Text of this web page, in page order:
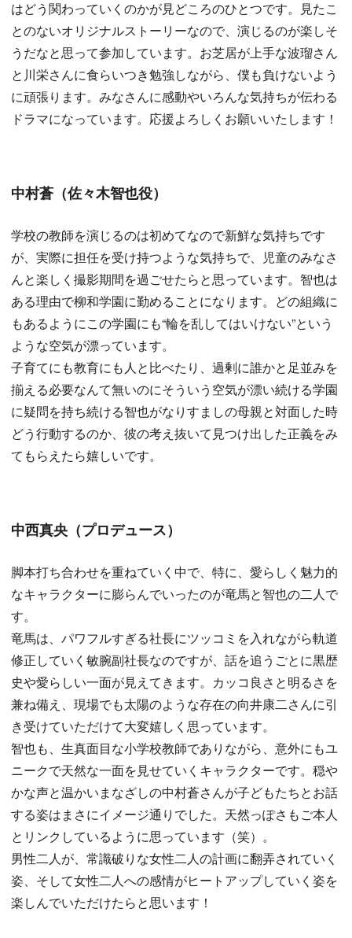
はどう関わっていくのかが見どころのひとつです。見たこ
とのないオリジナルストーリーなので、演じるのが楽しそ
うだなと思って参加しています。お芝居が上手な波瑠さん
と川栄さんに食らいつき勉強しながら、僕も負けないよう
に頑張ります。みなさんに感動やいろんな気持ちが伝わる
ドラマになっています。応援よろしくお願いいたします！
中村蒼（佐々木智也役）
学校の教師を演じるのは初めてなので新鮮な気持ちです
が、実際に担任を受け持つような気持ちで、児童のみなさ
んと楽しく撮影期間を過ごせたらと思っています。智也は
ある理由で柳和学園に勤めることになります。どの組織に
もあるようにこの学園にも“輪を乱してはいけない”という
ような空気が漂っています。
子育てにも教育にも人と比べたり、過剰に誰かと足並みを
揃える必要なんて無いのにそういう空気が漂い続ける学園
に疑問を持ち続ける智也がなりすましの母親と対面した時
どう行動するのか、彼の考え抜いて見つけ出した正義をみ
てもらえたら嬉しいです。
中西真央（プロデュース）
脚本打ち合わせを重ねていく中で、特に、愛らしく魅力的
なキャラクターに膨らんでいったのが竜馬と智也の二人で
す。
竜馬は、パワフルすぎる社長にツッコミを入れながら軌道
修正していく敏腕副社長なのですが、話を追うごとに黒歴
史や愛らしい一面が見えてきます。カッコ良さと明るさを
兼ね備え、現場でも太陽のような存在の向井康二さんに引
き受けていただけて大変嬉しく思っています。
智也も、生真面目な小学校教師でありながら、意外にもユ
ニークで天然な一面を見せていくキャラクターです。穏や
かな声と温かいまなざしの中村蒼さんが子どもたちとお話
する姿はまさにイメージ通りでした。天然っぽさもご本人
とリンクしているように思っています（笑）。
男性二人が、常識破りな女性二人の計画に翻弄されていく
姿、そして女性二人への感情がヒートアップしていく姿を
楽しんでいただけたらと思います！